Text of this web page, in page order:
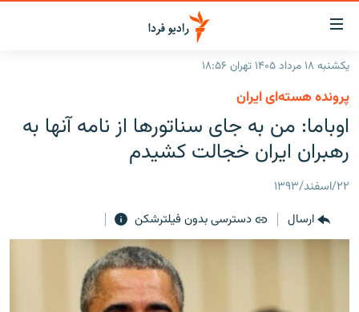
لینک‌های
قابلیت
دسترسی
بازگشت
منوی
اصلی
رفتن
صفحه
جستجو
ایران
جهان
برنامه‌های رادیویی
چندرسانه‌ای
یکشنبه ۱۸ مرداد ۱۴۰۵ تهران ۱۸:۵۶
پرونده هسته‌ای ایران
اوباما: من به جای سناتورها از نامه آنها به
رهبران ایران خجالت کشیدم
۲۲/اسفند/۱۳۹۳
ارسال
دسترسی بدون فیلترشکن